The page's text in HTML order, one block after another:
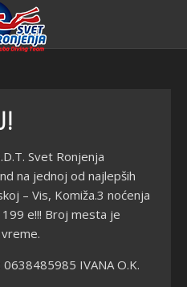
Svet Ronjenja
na jednoj od najlepših
– Vis, Komiža.3 noćenja
e!!! Broj mesta je
0638485985 IVANA O.K.